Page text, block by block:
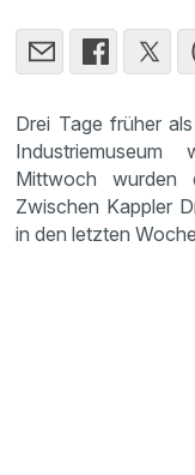
Drei Tage früher
Mittwoch wurden
Zwischen Kappler
in den letzten